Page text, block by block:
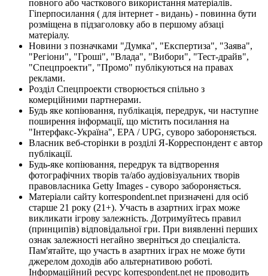
повного або часткового використання матеріалів.
Гіперпосилання ( для інтернет - видань) - повинна бути
розміщена в підзаголовку або в першому абзаці
матеріалу.
Новини з позначками "Думка", "Експертиза", "Заява",
"Регіони", "Гроші", "Влада", "Вибори", "Тест-драйв",
"Спецпроекти", "Промо" публікуються на правах
реклами.
Розділ Спецпроекти створюється спільно з
комерційними партнерами.
Будь яке копіювання, публікація, передрук, чи наступне
поширення інформації, що містить посилання на
"Інтерфакс-Україна", EPA / UPG, суворо забороняється.
Власник веб-сторінки в розділі Я-Корреспондент є автор
публікації.
Будь-яке копіювання, передрук та відтворення
фотографічних творів та/або аудіовізуальних творів
правовласника Getty Images - суворо забороняється.
Матеріали сайту korrespondent.net призначені для осіб
старше 21 року (21+). Участь в азартних іграх може
викликати ігрову залежність. Дотримуйтесь правил
(принципів) відповідальної гри. При виявленні перших
ознак залежності негайно зверніться до спеціаліста.
Пам'ятайте, що участь в азартних іграх не може бути
джерелом доходів або альтернативою роботі.
Інформаційний ресурс korrespondent.net не проводить